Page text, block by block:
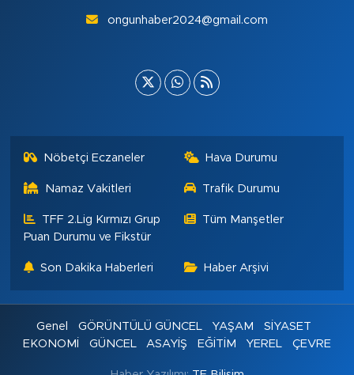
ongunhaber2024@gmail.com
Nöbetçi Eczaneler Hava Durumu
Namaz Vakitleri Trafik Durumu
TFF 2.Lig Kırmızı Grup
Puan Durumu ve Fikstür
Tüm Manşetler
Son Dakika Haberleri Haber Arşivi
Genel GÖRÜNTÜLÜ GÜNCEL YAŞAM
SİYASET
EKONOMİ
GÜNCEL ASAYİŞ EĞİTİM YEREL ÇEVRE